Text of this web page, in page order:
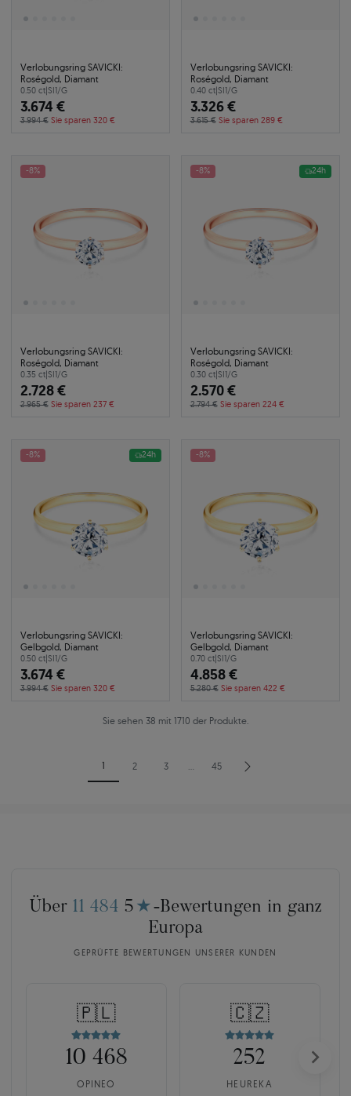
Verlobungsring SAVICKI:
Roségold, Diamant
0.50 ct|SI1/G
3.674 €
3.994 € Sie sparen 320 €
Verlobungsring SAVICKI:
Roségold, Diamant
0.40 ct|SI1/G
3.326 €
3.615 € Sie sparen 289 €
-8%
Verlobungsring SAVICKI:
Roségold, Diamant
0.35 ct|SI1/G
2.728 €
2.965 € Sie sparen 237 €
-8% 24h
Verlobungsring SAVICKI:
Roségold, Diamant
0.30 ct|SI1/G
2.570 €
2.794 € Sie sparen 224 €
-8% 24h
Verlobungsring SAVICKI:
Gelbgold, Diamant
0.50 ct|SI1/G
3.674 €
3.994 € Sie sparen 320 €
-8%
Verlobungsring SAVICKI:
Gelbgold, Diamant
0.70 ct|SI1/G
4.858 €
5.280 € Sie sparen 422 €
Sie sehen 38 mit 1710 der Produkte.
1 2 3 … 45
Über 11 484 5 ★ -Bewertungen in ganz
Europa
GEPRÜFTE BEWERTUNGEN UNSERER KUNDEN
🇵🇱
10 468
OPINEO
🇨🇿
252
HEUREKA